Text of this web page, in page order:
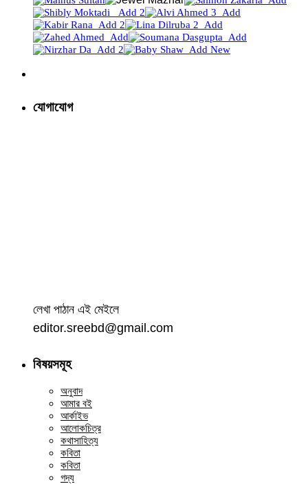
যোগাযোগ
লেখা পাঠান এই মেইলে
editor.sreebd@gmail.com
বিষয়সমূহ
অনুবাদ
আমার বই
আর্কাইভ
আলোকচিত্র
কথাসাহিত্য
কবিতা
কবিতা
গদ্য